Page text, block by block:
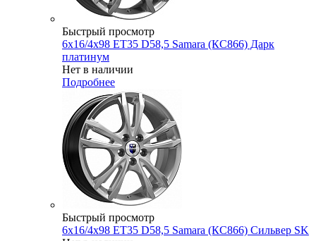
Быстрый просмотр
6x16/4x98 ET35 D58,5 Samara (КС866) Дарк
платинум
Нет в наличии
Подробнее
Быстрый просмотр
6x16/4x98 ET35 D58,5 Samara (КС866) Сильвер SK